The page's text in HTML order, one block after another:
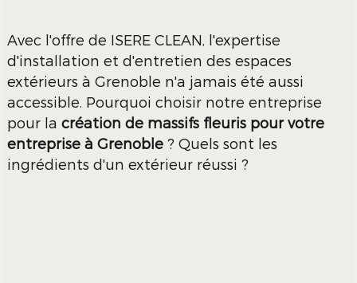
Avec l'offre de ISERE CLEAN, l'expertise
d'installation et d'entretien des espaces
extérieurs à Grenoble n'a jamais été aussi
accessible. Pourquoi choisir notre entreprise
pour la création de massifs fleuris pour votre
entreprise à Grenoble? Quels sont les
ingrédients d'un extérieur réussi ?